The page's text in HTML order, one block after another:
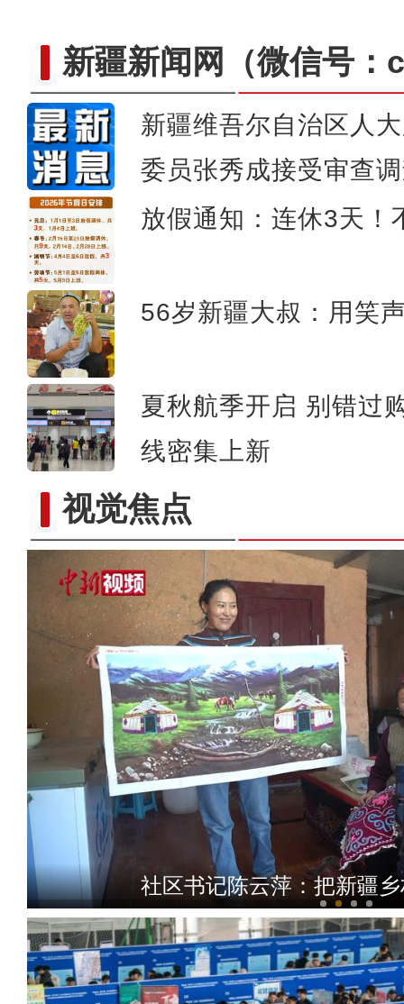
新疆新闻网 （微信号
新疆维吾尔自治区人
委员张秀成接受审查
放假通知：连休3天！
56岁新疆大叔：用笑
夏秋航季开启 别错过
线密集上新
视觉焦点
昌吉州新能源发展密
新疆莎车县棉花播种
社区书记陈云萍：把新疆